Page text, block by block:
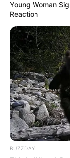
6. Para fazer
bastante
7. Use o
acabamento
caseado.
Young Woman
Reaction
BUZZDAY